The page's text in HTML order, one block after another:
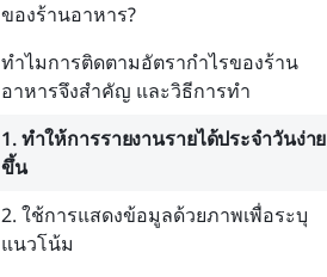
ของร้านอาหาร?
ทำไมการติดตามอัตรากำไรของร้าน
อาหารจึงสำคัญ และวิธีการทำ
1. ทำให้การรายงานรายได้ประจำวันง่าย
ขึ้น
2. ใช้การแสดงข้อมูลด้วยภาพเพื่อระบุ
แนวโน้ม